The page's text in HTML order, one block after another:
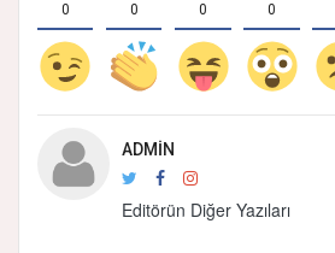
0 0 0 0
ADMIN
Editörün Diğer Yazıları